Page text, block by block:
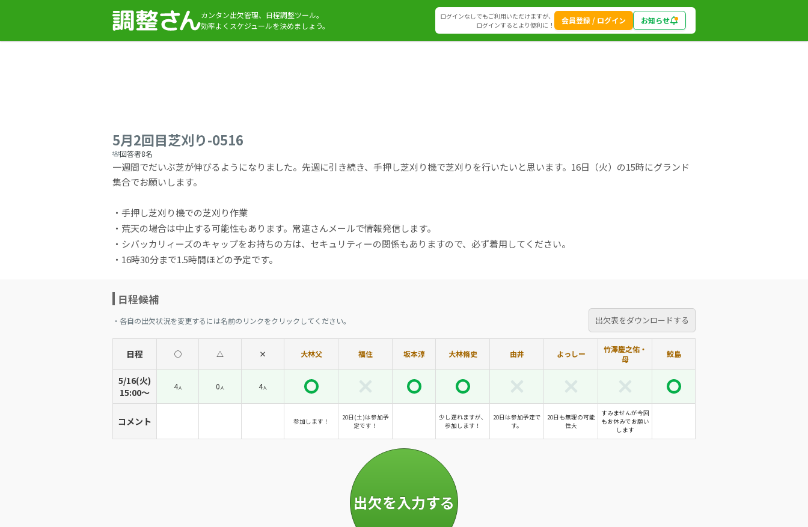
カンタン出欠管理、日程調整ツール。
効率よくスケジュールを決めましょう。
ログインなしでもご利用いただけますが、
ログインするとより便利に！
会員登録 / ログイン お知らせ
5月2回目芝刈り-0516
回答者8名
一週間でだいぶ芝が伸びるようになりました。先週に引き続き、手押し芝刈り機で芝刈りを行いたいと思います。16日（火）の15時にグランド
集合でお願いします。
・手押し芝刈り機での芝刈り作業
・荒天の場合は中止する可能性もあります。常連さんメールで情報発信します。
・シバッカリィーズのキャップをお持ちの方は、セキュリティーの関係もありますので、必ず着用してください。
・16時30分まで1.5時間ほどの予定です。
日程候補
・各自の出欠状況を変更するには名前のリンクをクリックしてください。 出欠表をダウンロードする
日程 ◯ △ × 大林父 福住 坂本淳 大林脩史 由井 よっしー
竹澤慶之佑・
母
鮫島
5/16(火)
15:00〜
4人 0人 4人
コメント 参加します！
20日(土)は参加予
定です！
少し遅れますが、
参加します！
20日は参加予定で
す。
20日も無理の可能
性大
すみませんが今回
もお休みでお願い
します